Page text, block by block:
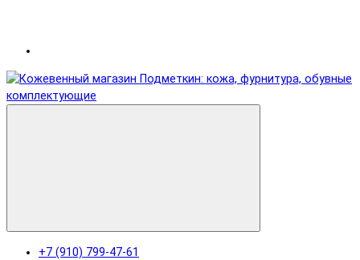
+7 (910) 799-47-61